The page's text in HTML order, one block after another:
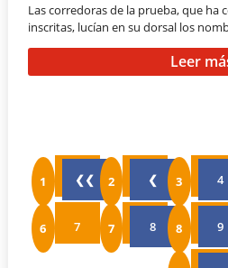
Las corredoras de la prueba, que ha
inscritas, lucían en su dorsal los
Leer
❮❮ ❮ 4
7 8 9